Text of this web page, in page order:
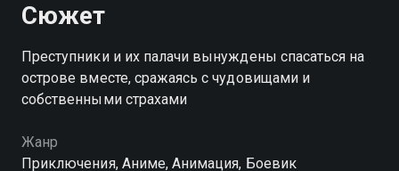
Сюжет
Преступники и их палачи вынуждены спасаться на
острове вместе, сражаясь с чудовищами и
собственными страхами
Жанр
Приключения, Аниме, Анимация, Боевик